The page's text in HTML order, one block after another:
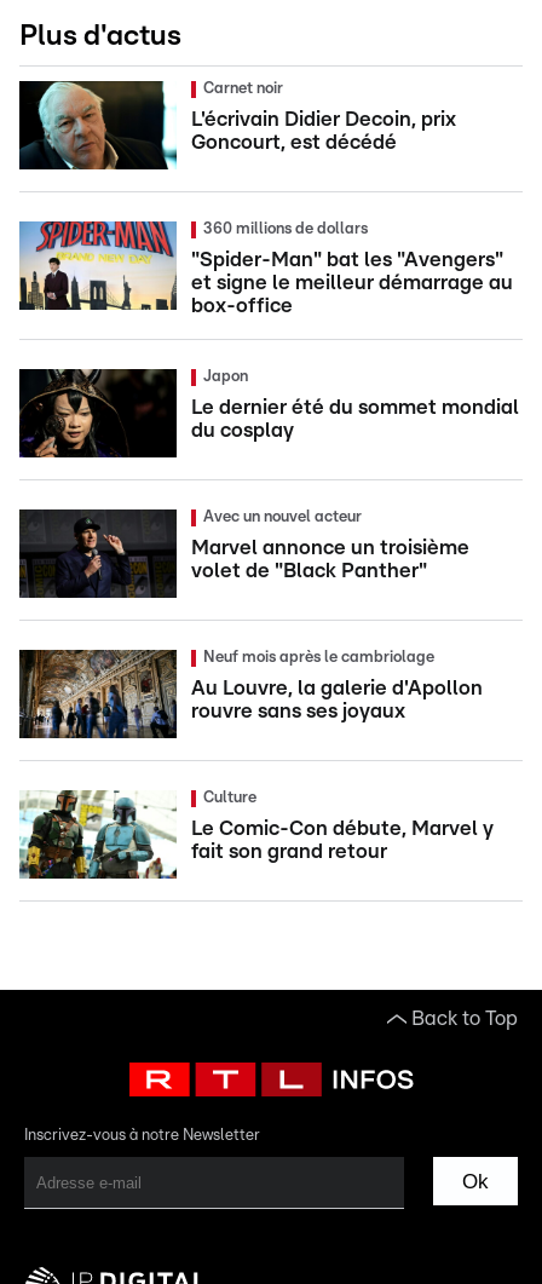
Plus d'actus
Carnet noir
L'écrivain Didier Decoin, prix
Goncourt, est décédé
360 millions de dollars
"Spider-Man" bat les "Avengers"
et signe le meilleur démarrage au
box-office
Japon
Le dernier été du sommet mondial
du cosplay
Avec un nouvel acteur
Marvel annonce un troisième
volet de "Black Panther"
Neuf mois après le cambriolage
Au Louvre, la galerie d'Apollon
rouvre sans ses joyaux
Culture
Le Comic-Con débute, Marvel y
fait son grand retour
Back to Top
Inscrivez-vous à notre Newsletter
Ok